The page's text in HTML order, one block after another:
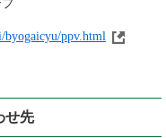
byogaicyu/ppv.html
せ先